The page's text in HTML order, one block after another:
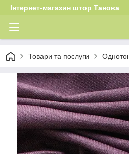
Інтернет-магазин штор Танова
Товари та послуги